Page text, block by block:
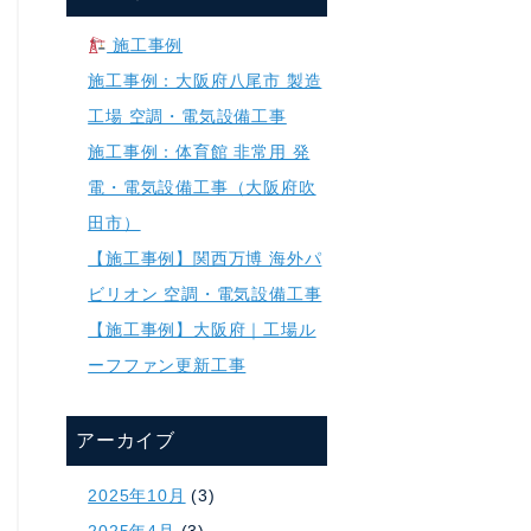
施工事例
施工事例：大阪府八尾市 製造
工場 空調・電気設備工事
施工事例：体育館 非常用 発
電・電気設備工事（大阪府吹
田市）
【施工事例】関西万博 海外パ
ビリオン 空調・電気設備工事
【施工事例】大阪府｜工場ル
ーフファン更新工事
アーカイブ
2025年10月 (3)